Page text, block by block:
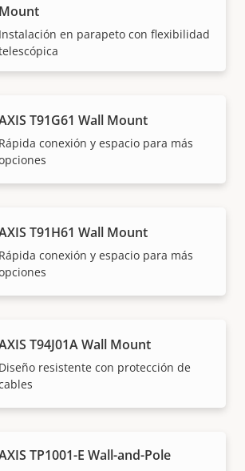
Mount
Instalación en parapeto con flexibilidad
T91G61 Wall Mount
Rápida conexión y espacio para más
T91H61 Wall Mount
Rápida conexión y espacio para más
T94J01A Wall Mount
Diseño resistente con protección de
TP1001-E Wall-and-Pole